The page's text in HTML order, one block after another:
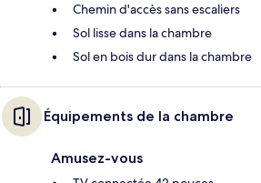
Chemin d'accès sans escaliers
Sol lisse dans la chambre
Sol en bois dur dans la chambre
Équipements de la chambre
Amusez-vous